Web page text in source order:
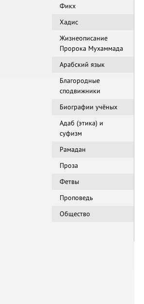
Фикх
Хадис
Жизнеописание
Пророка Мухаммада
Арабский язык
Благородные
сподвижники
Биографии учёных
Адаб (этика) и
суфизм
Рамадан
Проза
Фетвы
Проповедь
Общество